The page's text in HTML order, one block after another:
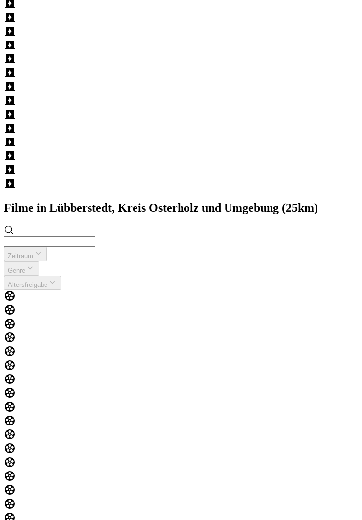
Filme in Lübberstedt, Kreis Osterholz und Umgebung (25km)
Zeitraum
Genre
Altersfreigabe